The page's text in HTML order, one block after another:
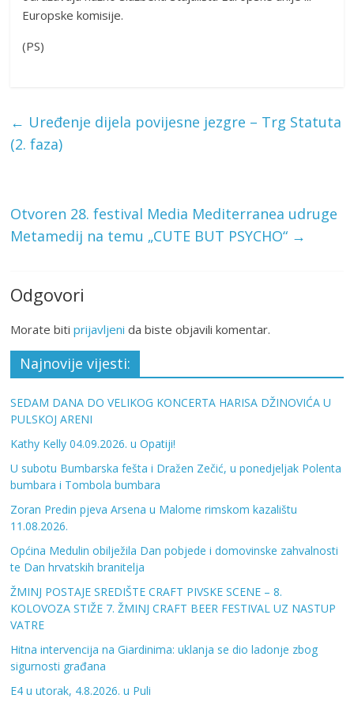
Europske komisije.
(PS)
← Uređenje dijela povijesne jezgre – Trg Statuta
(2. faza)
Otvoren 28. festival Media Mediterranea udruge
Metamedij na temu „CUTE BUT PSYCHO“ →
Odgovori
Morate bitiprijavljeni da biste objavili komentar.
Najnovije vijesti:
SEDAM DANA DO VELIKOG KONCERTA HARISA DŽINOVIĆA U
PULSKOJ ARENI
Kathy Kelly 04.09.2026. u Opatiji!
U subotu Bumbarska fešta i Dražen Zečić, u ponedjeljak Polenta
bumbara i Tombola bumbara
Zoran Predin pjeva Arsena u Malome rimskom kazalištu
11.08.2026.
Općina Medulin obilježila Dan pobjede i domovinske zahvalnosti
te Dan hrvatskih branitelja
ŽMINJ POSTAJE SREDIŠTE CRAFT PIVSKE SCENE – 8.
KOLOVOZA STIŽE 7. ŽMINJ CRAFT BEER FESTIVAL UZ NASTUP
VATRE
Hitna intervencija na Giardinima: uklanja se dio ladonje zbog
sigurnosti građana
E4 u utorak, 4.8.2026. u Puli